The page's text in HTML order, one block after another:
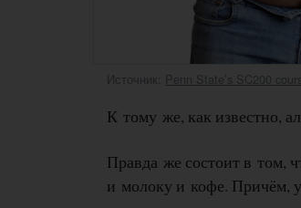
Источник: Penn State’s SC200
К тому же, как известно,
Правда же состоит в том,
и молоку и кофе. Причём,